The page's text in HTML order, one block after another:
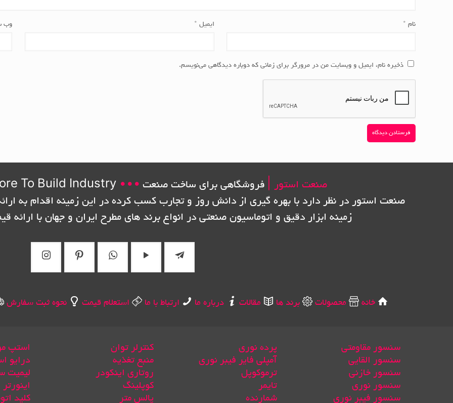
نام * ایمیل * وب‌
ذخیره نام، ایمیل و وبسایت من در مرورگر برای زمانی که دوباره دیدگاهی می‌نویسم.
صنعت استور | فروشگاهی برای ساخت صنعت •••
To Build Industry
صنعت استور در نظر دارد با بهره گیری از دانش روز و تجارب کسب کرده در این زمینه اقدام به
زمینه ابزار دقیق و اتوماسیون صنعتی در انواع برند های مطرح ایران و جهان با ارائه
خانه محصولات برند ها مقالات درباره ما ارتباط با ما استعلام قیمت نحوه ثبت سفارش
سنسور مقاومتی
سنسور القایی
سنسور خازنی
سنسور نوری
سنسور فیبر نوری
پرده نوری
آمپلی فایر فیبر نوری
ترموکوپل
تایمر
شمارنده
کنترلر توان
منبع تغذیه
روتاری اینکودر
کوپلینگ
پالس متر
استپ
درایو
لیمیت
اینورتر
کلید